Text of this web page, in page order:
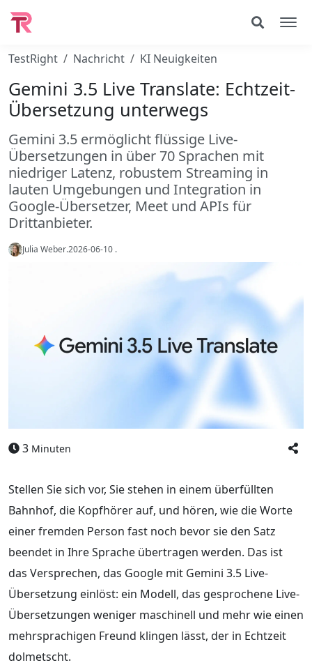
TestRight Nachricht KI Neuigkeiten
Gemini 3.5 Live Translate: Echtzeit-
Übersetzung unterwegs
Gemini 3.5 ermöglicht flüssige Live-
Übersetzungen in über 70 Sprachen mit
niedriger Latenz, robustem Streaming in
lauten Umgebungen und Integration in
Google-Übersetzer, Meet und APIs für
Drittanbieter.
Julia Weber.2026-06-10 .
3 Minuten
Stellen Sie sich vor, Sie stehen in einem überfüllten
Bahnhof, die Kopfhörer auf, und hören, wie die Worte
einer fremden Person fast noch bevor sie den Satz
beendet in Ihre Sprache übertragen werden. Das ist
das Versprechen, das Google mit Gemini 3.5 Live-
Übersetzung einlöst: ein Modell, das gesprochene Live-
Übersetzungen weniger maschinell und mehr wie einen
mehrsprachigen Freund klingen lässt, der in Echtzeit
dolmetscht.